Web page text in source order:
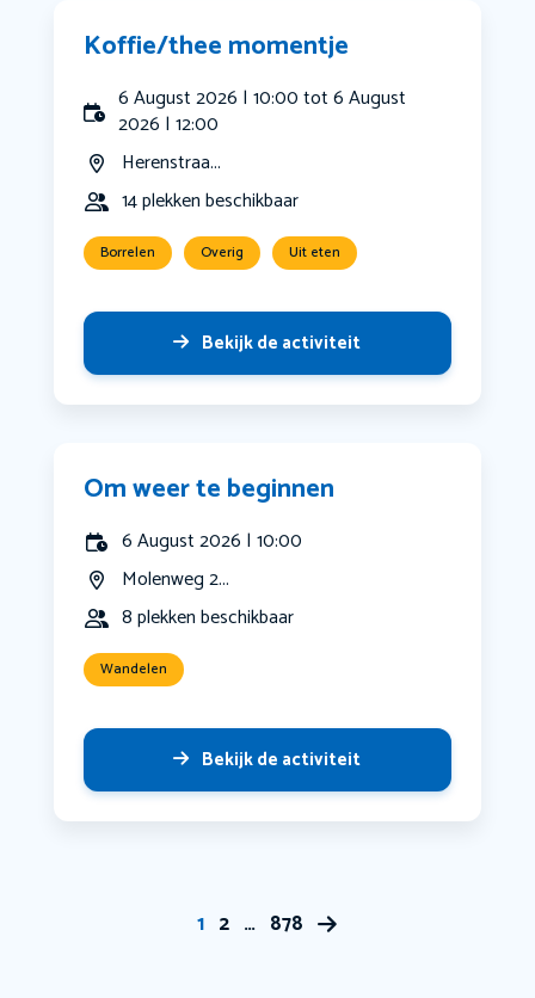
Koffie/thee momentje
6 August 2026 | 10:00 tot 6 August
2026 | 12:00
Herenstraa...
14 plekken beschikbaar
Borrelen Overig Uit eten
Bekijk de activiteit
Om weer te beginnen
6 August 2026 | 10:00
Molenweg 2...
8 plekken beschikbaar
Wandelen
Bekijk de activiteit
1 2 … 878